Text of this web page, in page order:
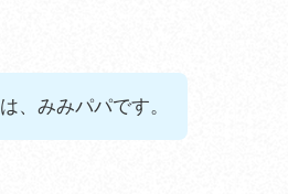
、みみパパです。